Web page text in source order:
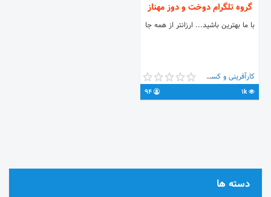
گروه تلگرام دوخت و دوز مهناز
با ما بهترین باشید... ارزانتر از همه جا
کارآفرینی و کسب و کار
1k
دسته ها